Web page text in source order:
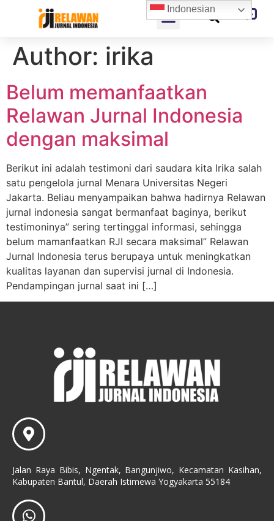
Author: irika
Belum memanfaatkan
Relawan Jurnal Indonesia
dengan maksimal
Berikut ini adalah testimoni dari saudara kita Irika salah
satu pengelola jurnal Menara Universitas Negeri
Jakarta. Beliau menyampaikan bahwa hadirnya Relawan
jurnal indonesia sangat bermanfaat baginya, berikut
testimoninya” sering tertinggal informasi, sehingga
belum mamanfaatkan RJI secara maksimal” Relawan
Jurnal Indonesia terus berupaya untuk meningkatkan
kualitas layanan dan supervisi jurnal di Indonesia.
Pendampingan jurnal saat ini […]
Jalan Raya Bibis, Ngentak, Bangunjiwo, Kecamatan Kasihan,
Kabupaten Bantul, Daerah Istimewa Yogyakarta 55184
Indonesian